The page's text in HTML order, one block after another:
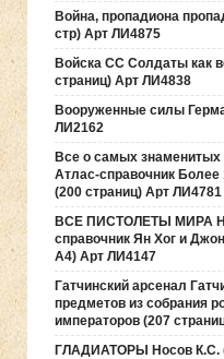
Война, пропадиона
стр) Арт ЛИ4875
Войска СС Солдаты как
страниц) Арт ЛИ4838
Вооруженные силы
ЛИ2162
Все о самых знаменитых
Атлас-справочник
(200 страниц) Арт ЛИ4781
ВСЕ ПИСТОЛЕТЫ МИРА
справочник Ян Хог и
А4) Арт ЛИ4147
Гатчинский арсенал
предметов из собрания
императоров (207
ГЛАДИАТОРЫ Носов К.С.